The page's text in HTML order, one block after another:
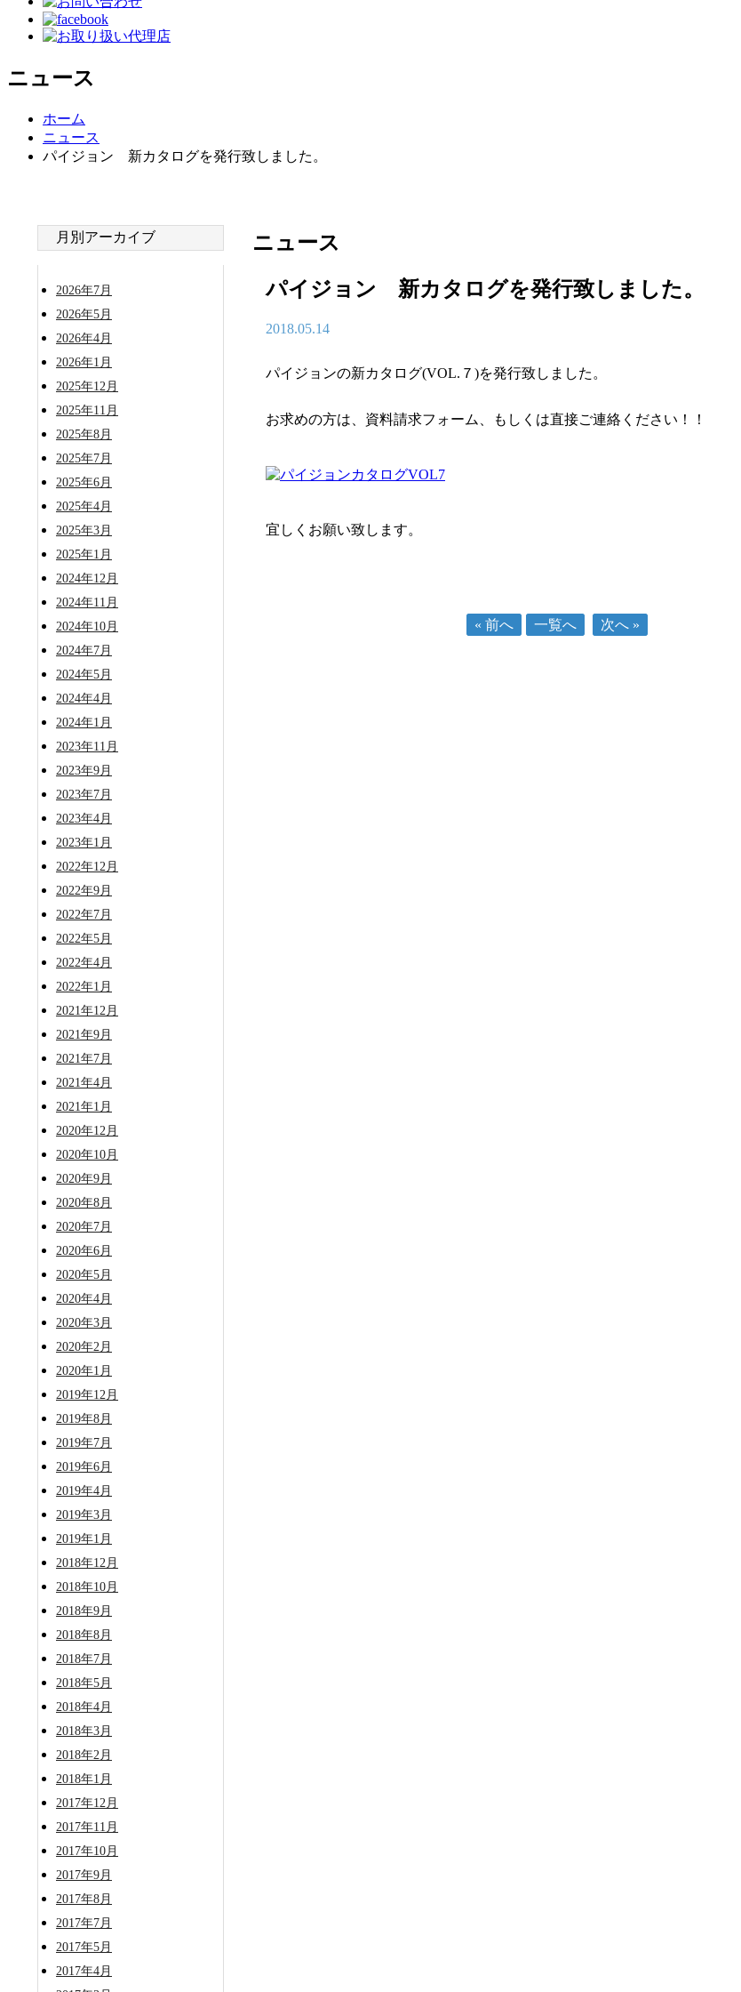
ニュース
ホーム
ニュース
パイジョン 新カタログを発行致しました。
ニュース
パイジョン 新カタログを発行致しました。
2018.05.14
パイジョンの新カタログ(VOL.７)を発行致しました。
お求めの方は、資料請求フォーム、もしくは直接ご連絡ください！！
宜しくお願い致します。
« 前へ 一覧へ 次へ »
月別アーカイブ
2026年7月
2026年5月
2026年4月
2026年1月
2025年12月
2025年11月
2025年8月
2025年7月
2025年6月
2025年4月
2025年3月
2025年1月
2024年12月
2024年11月
2024年10月
2024年7月
2024年5月
2024年4月
2024年1月
2023年11月
2023年9月
2023年7月
2023年4月
2023年1月
2022年12月
2022年9月
2022年7月
2022年5月
2022年4月
2022年1月
2021年12月
2021年9月
2021年7月
2021年4月
2021年1月
2020年12月
2020年10月
2020年9月
2020年8月
2020年7月
2020年6月
2020年5月
2020年4月
2020年3月
2020年2月
2020年1月
2019年12月
2019年8月
2019年7月
2019年6月
2019年4月
2019年3月
2019年1月
2018年12月
2018年10月
2018年9月
2018年8月
2018年7月
2018年5月
2018年4月
2018年3月
2018年2月
2018年1月
2017年12月
2017年11月
2017年10月
2017年9月
2017年8月
2017年7月
2017年5月
2017年4月